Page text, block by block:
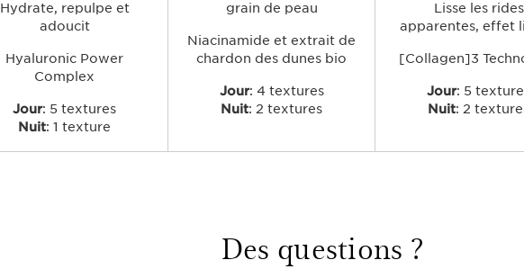
Hydrate, repulpe et
adoucit
Hyaluronic Power
Complex
Jour: 5 textures
Nuit: 1 texture
grain de peau
Niacinamide et extrait de
chardon des dunes bio
Jour: 4 textures
Nuit: 2 textures
Lisse les rides
apparentes, effet
[Collagen]3
Jour: 5
Nuit: 2
Des questions ?